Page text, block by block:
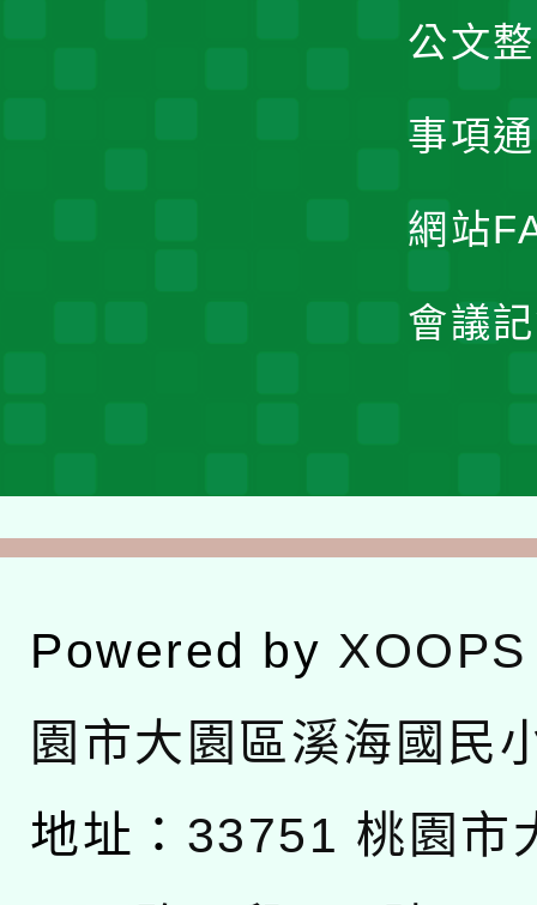
公文
事項
網站
會議
Powered by XOOPS
園市大園區溪海國民
地址： 33751 桃園市